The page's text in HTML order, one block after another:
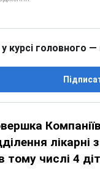
курсі головного —
тому числі 4